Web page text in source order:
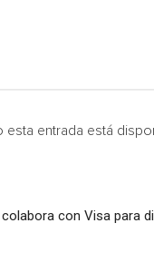
esta entrada está
con Visa para